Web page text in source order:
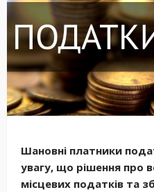
Шановні платники
увагу, що рішення про
місцевих податків та